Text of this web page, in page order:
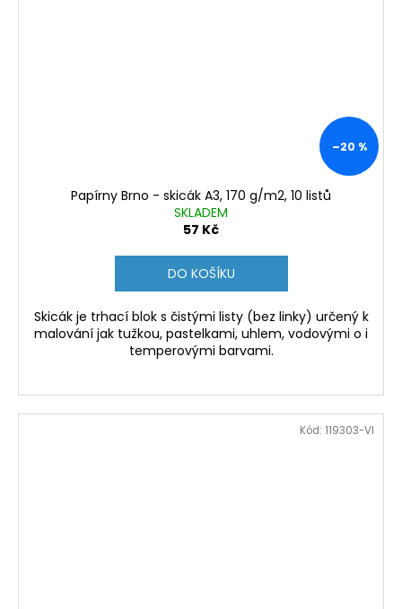
–20 %
Papírny Brno - skicák A3, 170 g/m2, 10 listů
SKLADEM
57 Kč
DO KOŠÍKU
Skicák je trhací blok s čistými listy (bez linky) určený k
malování jak tužkou, pastelkami, uhlem, vodovými o i
temperovými barvami.
Kód: 119303-VI